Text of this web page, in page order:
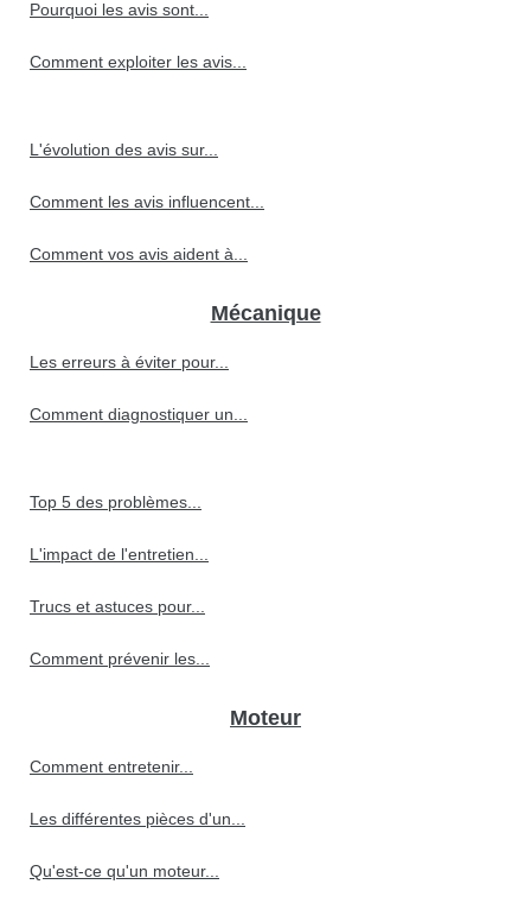
Pourquoi les avis sont...
Comment exploiter les avis...
L'évolution des avis sur...
Comment les avis influencent...
Comment vos avis aident à...
Mécanique
Les erreurs à éviter pour...
Comment diagnostiquer un...
Top 5 des problèmes...
L'impact de l'entretien...
Trucs et astuces pour...
Comment prévenir les...
Moteur
Comment entretenir...
Les différentes pièces d'un...
Qu'est-ce qu'un moteur...